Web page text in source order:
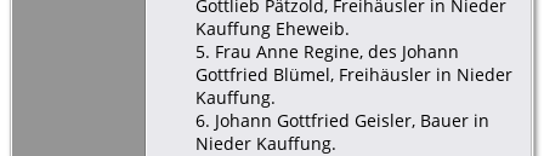
Gottlieb Pätzold, Freihäusler in Nieder
Kauffung Eheweib.
5. Frau Anne Regine, des Johann
Gottfried Blümel, Freihäusler in Nieder
Kauffung.
6. Johann Gottfried Geisler, Bauer in
Nieder Kauffung.